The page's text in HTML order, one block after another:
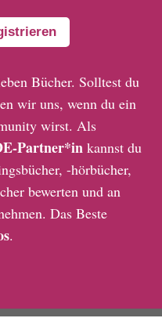
Bücher. Solltest du
wir uns, wenn du ein
wirst. Als
Partner*in kannst du
-hörbücher,
bewerten und an
Das Beste
.